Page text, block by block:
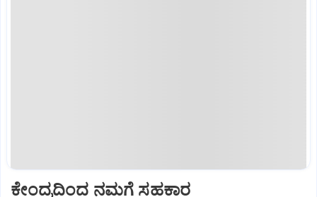
ಕೇಂದ್ರದಿಂದ ನಮಗೆ ಸಹಕಾರ